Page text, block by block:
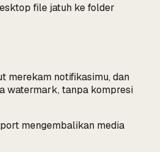
file jatuh ke folder
merekam notifikasimu, dan
watermark, tanpa kompresi
mengembalikan media